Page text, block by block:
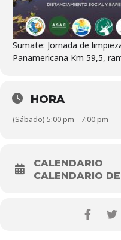
Sumate: Jornada de
Panamericana Km 59,5,
HORA
(Sábado) 5:00 pm - 7:00 pm
CALENDARIO
CALENDARIO